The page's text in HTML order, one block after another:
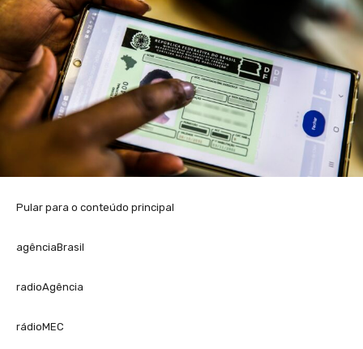
Pular para o conteúdo principal
agênciaBrasil
radioAgência
rádioMEC